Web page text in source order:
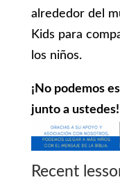
alrededor del
Kids para
los niños.
¡No podemos
junto a ustedes!
Recent